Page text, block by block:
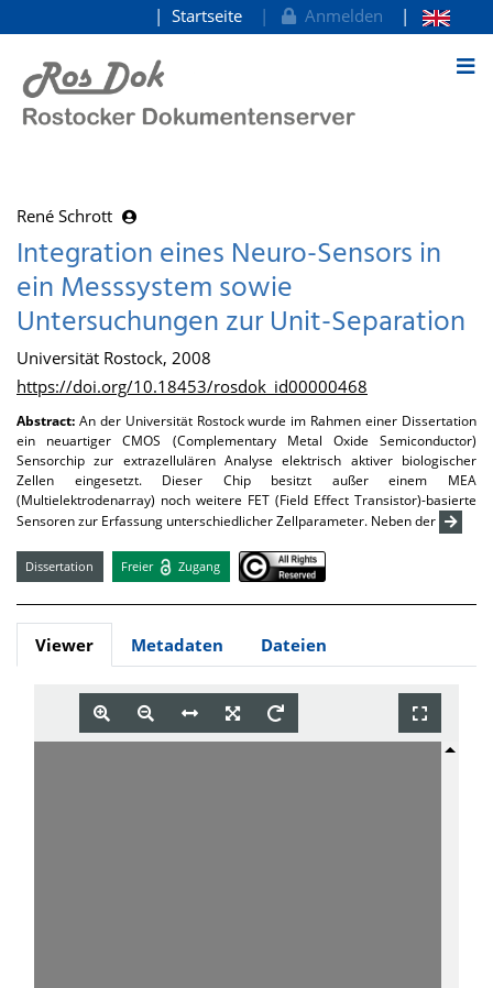
zum Inhalt
Startseite Anmelden
René Schrott
Integration eines Neuro-Sensors in
ein Messsystem sowie
Untersuchungen zur Unit-Separation
Universität Rostock, 2008
https://doi.org/10.18453/rosdok_id00000468
Abstract: An der Universität Rostock wurde im Rahmen einer Dissertation
ein neuartiger CMOS (Complementary Metal Oxide Semiconductor)
Sensorchip zur extrazellulären Analyse elektrisch aktiver biologischer
Zellen eingesetzt. Dieser Chip besitzt außer einem MEA
(Multielektrodenarray) noch weitere FET (Field Effect Transistor)-basierte
Sensoren zur Erfassung unterschiedlicher Zellparameter. Neben der
Dissertation Freier Zugang
Viewer Metadaten Dateien